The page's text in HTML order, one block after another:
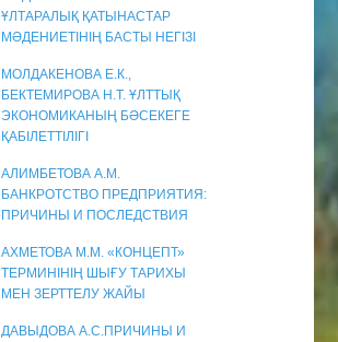
ҰЛТАРАЛЫҚ ҚАТЫНАСТАР
МӘДЕНИЕТІНІҢ БАСТЫ НЕГІЗІ
МОЛДАКЕНОВА Е.К.,
БЕКТЕМИРОВА Н.Т. ҰЛТТЫҚ
ЭКОНОМИКАНЫҢ БӘСЕКЕГЕ
ҚАБІЛЕТТІЛІГІ
АЛИМБЕТОВА А.М.
БАНКРОТСТВО ПРЕДПРИЯТИЯ:
ПРИЧИНЫ И ПОСЛЕДСТВИЯ
АХМЕТОВА М.М. «КОНЦЕПТ»
ТЕРМИНІНІҢ ШЫҒУ ТАРИХЫ
МЕН ЗЕРТТЕЛУ ЖАЙЫ
ДАВЫДОВА А.С.ПРИЧИНЫ И